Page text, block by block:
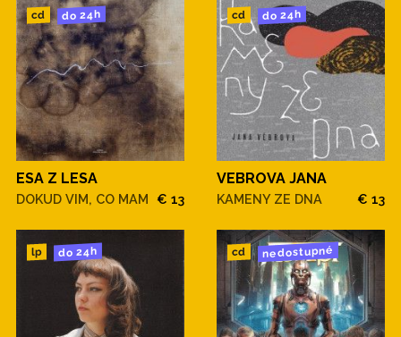
cd do 24h
ESA Z LESA
DOKUD VIM, CO MAM € 13
cd do 24h
VEBROVA JANA
KAMENY ZE DNA € 13
lp do 24h cd nedostupné